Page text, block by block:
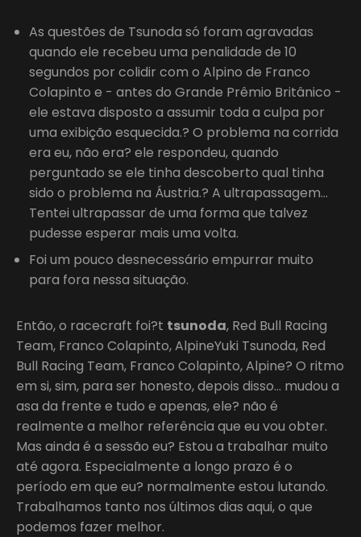
As questões de Tsunoda só foram agravadas
quando ele recebeu uma penalidade de 10
segundos por colidir com o Alpino de Franco
Colapinto e - antes do Grande Prêmio Britânico -
ele estava disposto a assumir toda a culpa por
uma exibição esquecida.? O problema na corrida
era eu, não era? ele respondeu, quando
perguntado se ele tinha descoberto qual tinha
sido o problema na Áustria.? A ultrapassagem…
Tentei ultrapassar de uma forma que talvez
pudesse esperar mais uma volta.
Foi um pouco desnecessário empurrar muito
para fora nessa situação.
Então, o racecraft foi?t tsunoda, Red Bull Racing
Team, Franco Colapinto, AlpineYuki Tsunoda, Red
Bull Racing Team, Franco Colapinto, Alpine? O ritmo
em si, sim, para ser honesto, depois disso… mudou a
asa da frente e tudo e apenas, ele? não é
realmente a melhor referência que eu vou obter.
Mas ainda é a sessão eu? Estou a trabalhar muito
até agora. Especialmente a longo prazo é o
período em que eu? normalmente estou lutando.
Trabalhamos tanto nos últimos dias aqui, o que
podemos fazer melhor.